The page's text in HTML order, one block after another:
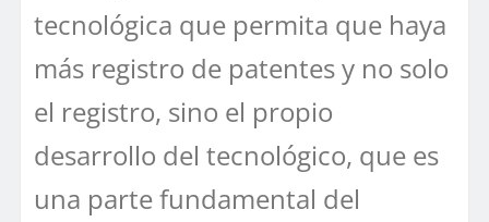
tecnológica que permita que haya
más registro de patentes y no solo
el registro, sino el propio
desarrollo del tecnológico, que es
una parte fundamental del